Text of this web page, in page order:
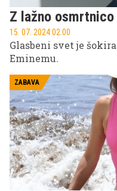
Z lažno
15. 07. 2024 02.00
Glasbeni svet je
Eminemu.
ZABAVA